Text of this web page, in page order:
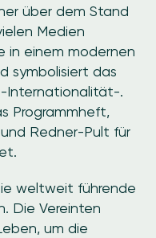
über dem Stand
Medien
in einem modernen
symbolisiert das
Internationalität-.
Programmheft,
Redner-Pult für
weltweit führende
Die Vereinten
um die